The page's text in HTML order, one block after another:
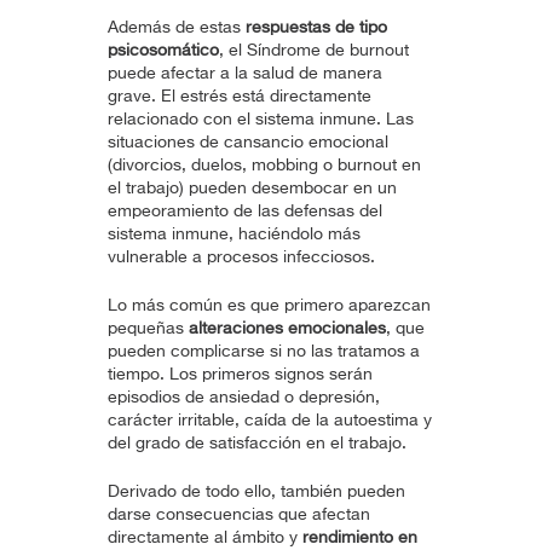
Además de estas respuestas de tipo
psicosomático, el Síndrome de burnout
puede afectar a la salud de manera
grave. El estrés está directamente
relacionado con el sistema inmune. Las
situaciones de cansancio emocional
(divorcios, duelos, mobbing o burnout en
el trabajo) pueden desembocar en un
empeoramiento de las defensas del
sistema inmune, haciéndolo más
vulnerable a procesos infecciosos.
Lo más común es que primero aparezcan
pequeñas alteraciones emocionales, que
pueden complicarse si no las tratamos a
tiempo. Los primeros signos serán
episodios de ansiedad o depresión,
carácter irritable, caída de la autoestima y
del grado de satisfacción en el trabajo.
Derivado de todo ello, también pueden
darse consecuencias que afectan
directamente al ámbito y rendimiento en